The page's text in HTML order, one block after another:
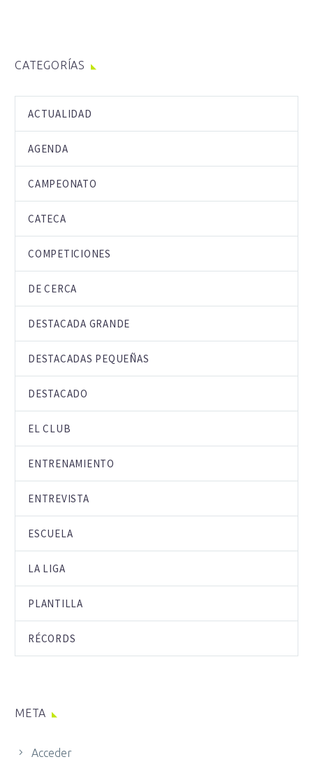
CATEGORÍAS
ACTUALIDAD
AGENDA
CAMPEONATO
CATECA
COMPETICIONES
DE CERCA
DESTACADA GRANDE
DESTACADAS PEQUEÑAS
DESTACADO
EL CLUB
ENTRENAMIENTO
ENTREVISTA
ESCUELA
LA LIGA
PLANTILLA
RÉCORDS
META
Acceder